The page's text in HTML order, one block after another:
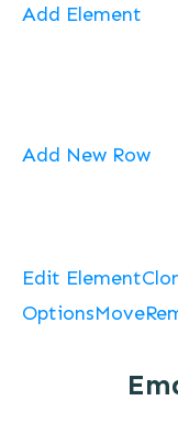
Add Element
Add New Row
Edit Element
OptionsMove